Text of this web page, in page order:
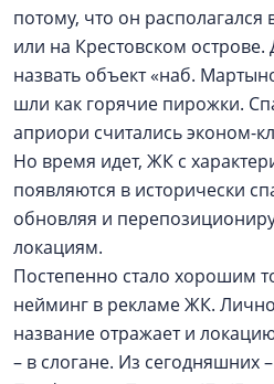
потому, что он располагался
или на Крестовском
назвать объект «наб.
шли как горячие пирожки.
априори считались эконом-
Но время идет, ЖК с
появляются в исторически
обновляя и
локациям.
Постепенно стало хорошим
нейминг в рекламе ЖК.
название отражает и
– в слогане. Из сегодняшних